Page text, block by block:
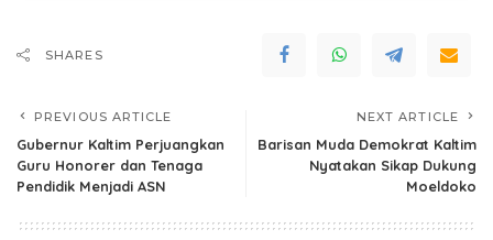
SHARES
PREVIOUS ARTICLE
Gubernur Kaltim Perjuangkan
Guru Honorer dan Tenaga
Pendidik Menjadi ASN
NEXT ARTICLE
Barisan Muda Demokrat Kaltim
Nyatakan Sikap Dukung
Moeldoko